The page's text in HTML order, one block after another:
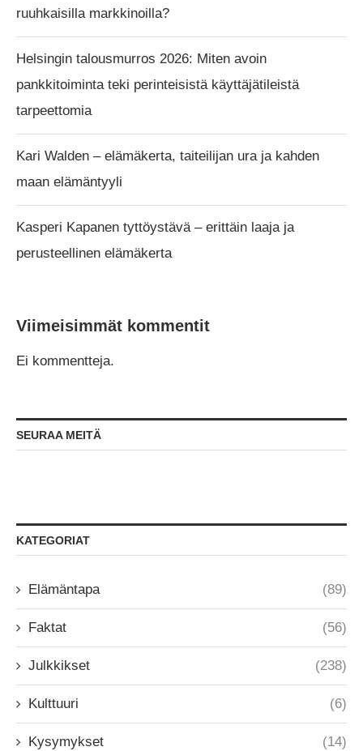
ruuhkaisilla markkinoilla?
Helsingin talousmurros 2026: Miten avoin
pankkitoiminta teki perinteisistä käyttäjätileistä
tarpeettomia
Kari Walden – elämäkerta, taiteilijan ura ja kahden
maan elämäntyyli
Kasperi Kapanen tyttöystävä – erittäin laaja ja
perusteellinen elämäkerta
Viimeisimmät kommentit
Ei kommentteja.
SEURAA MEITÄ
KATEGORIAT
Elämäntapa (89)
Faktat (56)
Julkkikset (238)
Kulttuuri (6)
Kysymykset (14)